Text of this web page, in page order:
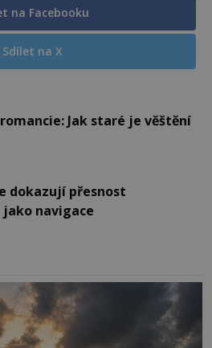
na Facebooku
Sdílet na X
Jak staré je věštění
dokazují přesnost
navigace